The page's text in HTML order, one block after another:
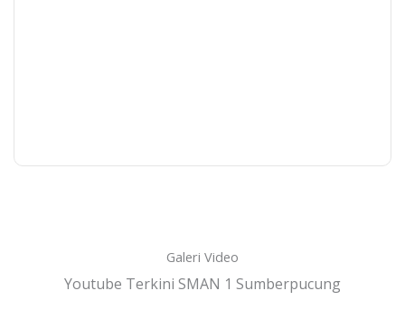
Galeri Video
Youtube Terkini SMAN 1 Sumberpucung